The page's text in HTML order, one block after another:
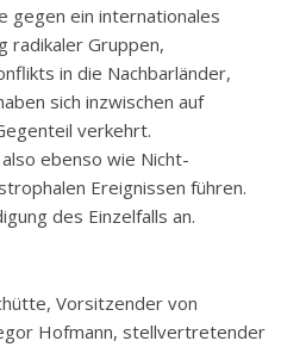
gegen ein internationales
radikaler Gruppen,
in die Nachbarländer,
sich inzwischen auf
verkehrt.
ebenso wie Nicht-
Ereignissen führen.
des Einzelfalls an.
Vorsitzender von
Hofmann, stellvertretender